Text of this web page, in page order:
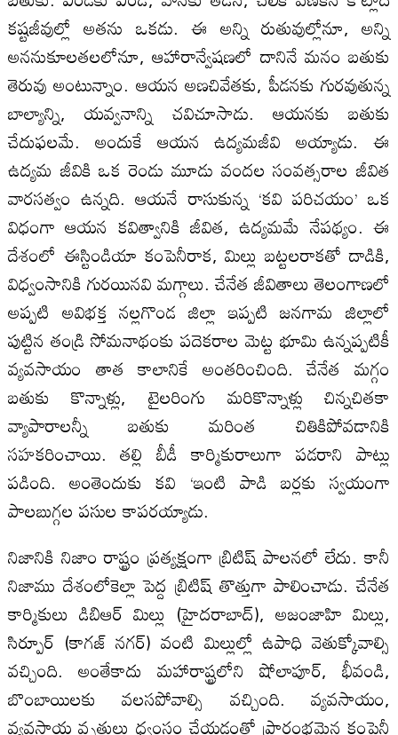
కష్టజీవుల్లో అతను ఒకడు. ఈ అన్ని రుతువుల్లోనూ, అన్ని
అననుకూలతలలోనూ, ఆహారాన్వేషణలో దానినే మనం బతుకు
తెరువు అంటున్నాం. ఆయన అణచివేతకు, పీడనకు గురవుతున్న
బాల్యాన్ని, యవ్వనాన్ని చవిచూసాడు. ఆయనకు బతుకు
చేదుఫలమే. అందుకే ఆయన ఉద్యమజీవి అయ్యాడు. ఈ
ఉద్యమ జీవికి ఒక రెండు మూడు వందల సంవత్సరాల జీవిత
వారసత్వం ఉన్నది. ఆయనే రాసుకున్న ‘కవి పరిచయం’ ఒక
విధంగా ఆయన కవిత్వానికి జీవిత, ఉద్యమమే నేపథ్యం. ఈ
దేశంలో ఈస్టిండియా కంపెనీరాక, మిల్లు బట్టలరాకతో దాడికి,
విధ్వంసానికి గురయినవి మగ్గాలు. చేనేత జీవితాలు తెలంగాణలో
అప్పటి అవిభక్త నల్లగొండ జిల్లా ఇప్పటి జనగామ జిల్లాలో
పుట్టిన తండ్రి సోమనాథంకు పదెకరాల మెట్ట భూమి ఉన్నప్పటికీ
వ్యవసాయం తాత కాలానికే అంతరించింది. చేనేత మగ్గం
బతుకు కొన్నాళ్లు, టైలరింగు మరికొన్నాళ్లు చిన్నచితకా
వ్యాపారాలన్నీ బతుకు మరింత చితికిపోవడానికి
సహకరించాయి. తల్లి బీడీ కార్మికురాలుగా పడరాని పాట్లు
పడింది. అంతెందుకు కవి ‘ఇంటి పాడి బర్లకు స్వయంగా
పాలబుగ్గల పసుల కాపరయ్యాడు.
నిజానికి నిజాం రాష్ట్రం ప్రత్యక్షంగా బ్రిటిష్ పాలనలో లేదు. కానీ
నిజాము దేశంలోకెల్లా పెద్ద బ్రిటిష్ తొత్తుగా పాలించాడు. చేనేత
కార్మికులు డిబిఆర్ మిల్లు (హైదరాబాద్), అజంజాహి మిల్లు,
సిర్పూర్ (కాగజ్ నగర్) వంటి మిల్లుల్లో ఉపాధి వెతుక్కోవాల్సి
వచ్చింది. అంతేకాదు మహారాష్ట్రలోని షోలాపూర్, భీవండి,
బొంబాయిలకు వలసపోవాల్సి వచ్చింది. వ్యవసాయం,
వ్యవసాయ వృత్తులు ధ్వంసం చేయడంతో ప్రారంభమైన కంపెనీ